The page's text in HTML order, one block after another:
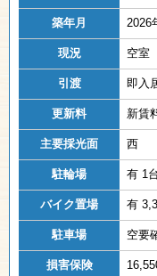
築年月 2026
現況 空室
引渡 即入
更新料 新賃
主要採光面 西
駐輪場 有 1
バイク置場 有
駐車場 空要
損害保険